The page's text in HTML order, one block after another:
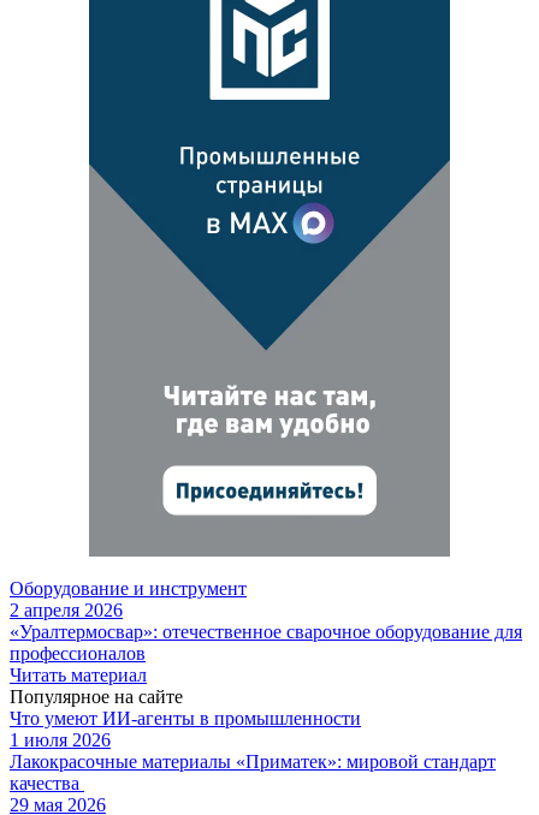
Оборудование и инструмент
2 апреля 2026
«Уралтермосвар»: отечественное сварочное оборудование для
профессионалов
Читать материал
Популярное на сайте
Что умеют ИИ-агенты в промышленности
1 июля 2026
Лакокрасочные материалы «Приматек»: мировой стандарт
качества
29 мая 2026